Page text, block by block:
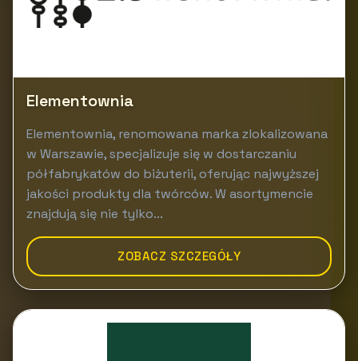
Elementownia
Elementownia, renomowana marka zlokalizowana
w Warszawie, specjalizuje się w dostarczaniu
półfabrykatów do biżuterii, oferując najwyższej
jakości produkty dla twórców. W asortymencie
znajdują się nie tylko...
ZOBACZ SZCZEGÓŁY